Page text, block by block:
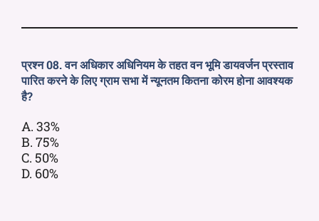
प्रश्न 08. वन अधिकार अधिनियम के तहत वन भूमि डायवर्जन प्रस्ताव
पारित करने के लिए ग्राम सभा में न्यूनतम कितना कोरम होना आवश्यक
है?
A. 33%
B. 75%
C. 50%
D. 60%